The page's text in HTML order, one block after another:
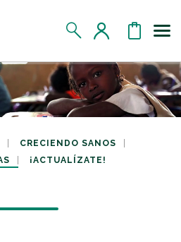
DATOS
SOLIDARIOS
CRECIENDO SANOS
¡ACTUALÍZATE!